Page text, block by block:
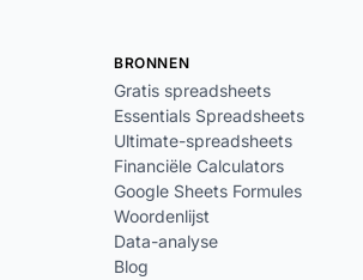
BRONNEN
Gratis spreadsheets
Essentials Spreadsheets
Ultimate-spreadsheets
Financiële Calculators
Google Sheets Formules
Woordenlijst
Data-analyse
Blog